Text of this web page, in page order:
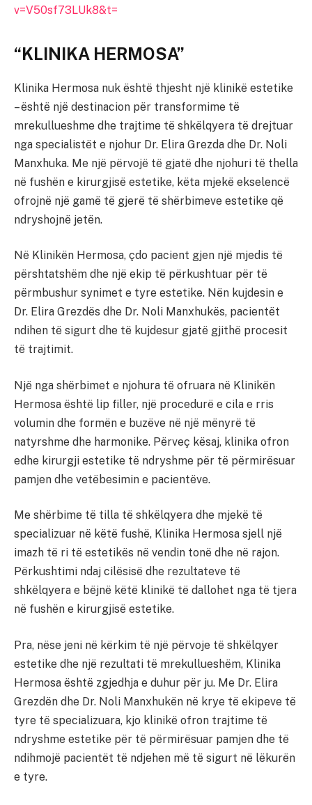
v=V50sf73LUk8&t=
“KLINIKA HERMOSA”
Klinika Hermosa nuk është thjesht një klinikë estetike
– është një destinacion për transformime të
mrekullueshme dhe trajtime të shkëlqyera të drejtuar
nga specialistët e njohur Dr. Elira Grezda dhe Dr. Noli
Manxhuka. Me një përvojë të gjatë dhe njohuri të thella
në fushën e kirurgjisë estetike, këta mjekë ekselencë
ofrojnë një gamë të gjerë të shërbimeve estetike që
ndryshojnë jetën.
Në Klinikën Hermosa, çdo pacient gjen një mjedis të
përshtatshëm dhe një ekip të përkushtuar për të
përmbushur synimet e tyre estetike. Nën kujdesin e
Dr. Elira Grezdës dhe Dr. Noli Manxhukës, pacientët
ndihen të sigurt dhe të kujdesur gjatë gjithë procesit
të trajtimit.
Një nga shërbimet e njohura të ofruara në Klinikën
Hermosa është lip filler, një procedurë e cila e rris
volumin dhe formën e buzëve në një mënyrë të
natyrshme dhe harmonike. Përveç kësaj, klinika ofron
edhe kirurgji estetike të ndryshme për të përmirësuar
pamjen dhe vetëbesimin e pacientëve.
Me shërbime të tilla të shkëlqyera dhe mjekë të
specializuar në këtë fushë, Klinika Hermosa sjell një
imazh të ri të estetikës në vendin tonë dhe në rajon.
Përkushtimi ndaj cilësisë dhe rezultateve të
shkëlqyera e bëjnë këtë klinikë të dallohet nga të tjera
në fushën e kirurgjisë estetike.
Pra, nëse jeni në kërkim të një përvoje të shkëlqyer
estetike dhe një rezultati të mrekullueshëm, Klinika
Hermosa është zgjedhja e duhur për ju. Me Dr. Elira
Grezdën dhe Dr. Noli Manxhukën në krye të ekipeve të
tyre të specializuara, kjo klinikë ofron trajtime të
ndryshme estetike për të përmirësuar pamjen dhe të
ndihmojë pacientët të ndjehen më të sigurt në lëkurën
e tyre.